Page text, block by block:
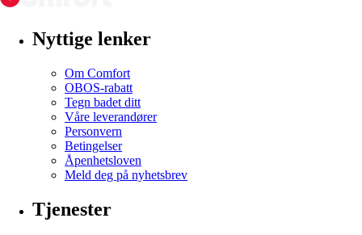
Nyttige lenker
Om Comfort
OBOS-rabatt
Tegn badet ditt
Våre leverandører
Personvern
Betingelser
Åpenhetsloven
Meld deg på nyhetsbrev
Tjenester